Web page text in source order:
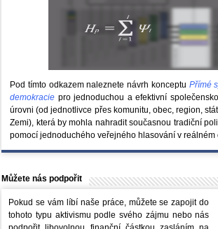
Pod tímto odkazem naleznete návrh konceptu Přímé
demokracie pro jednoduchou a efektivní
úrovni (od jednotlivce přes komunitu, obec, region,
Zemi), která by mohla nahradit současnou tradiční
pomocí jednoduchého veřejného hlasování v reálném
Můžete nás podpořit
Pokud se vám líbí naše práce, můžete se zapojit do
tohoto typu aktivismu podle svého zájmu nebo nás